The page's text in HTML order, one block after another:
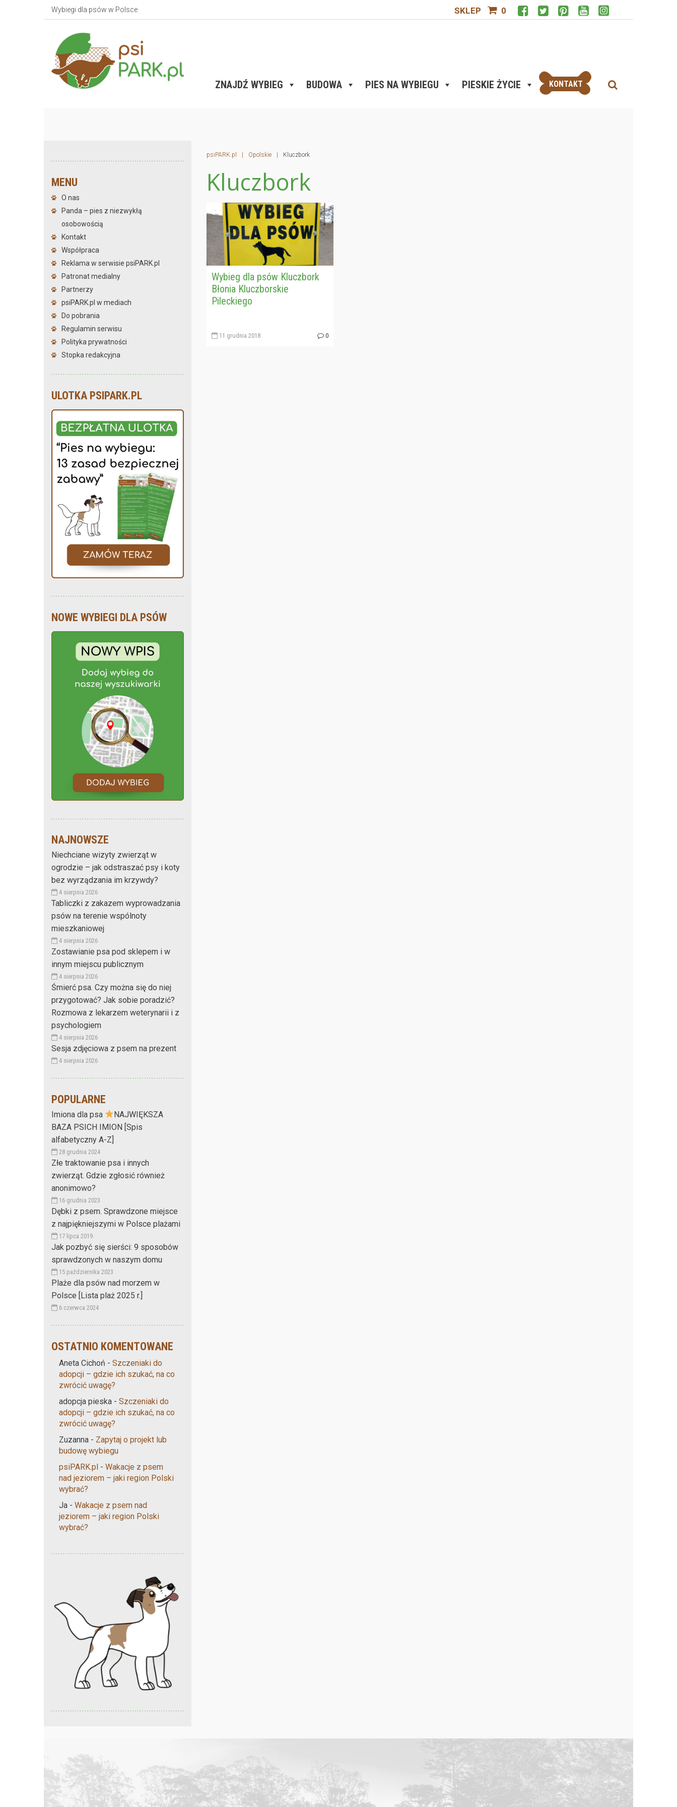
Wybiegi dla psów w Polsce SKLEP 0
ZNAJDŹ WYBIEG BUDOWA PIES NA WYBIEGU PIESKIE ŻYCIE KONTAKT
MENU
O nas
Panda – pies z niezwykłą
osobowością
Kontakt
Współpraca
Reklama w serwisie psiPARK.pl
Patronat medialny
Partnerzy
psiPARK.pl w mediach
Do pobrania
Regulamin serwisu
Polityka prywatności
Stopka redakcyjna
ULOTKA PSIPARK.PL
NOWE WYBIEGI DLA PSÓW
NAJNOWSZE
Niechciane wizyty zwierząt w
ogrodzie – jak odstraszać psy i koty
bez wyrządzania im krzywdy?
4 sierpnia 2026
Tabliczki z zakazem wyprowadzania
psów na terenie wspólnoty
mieszkaniowej
4 sierpnia 2026
Zostawianie psa pod sklepem i w
innym miejscu publicznym
4 sierpnia 2026
Śmierć psa. Czy można się do niej
przygotować? Jak sobie poradzić?
Rozmowa z lekarzem weterynarii i z
psychologiem
4 sierpnia 2026
Sesja zdjęciowa z psem na prezent
4 sierpnia 2026
POPULARNE
Imiona dla psa
NAJWIĘKSZA
BAZA PSICH IMION [Spis
alfabetyczny A-Z]
28 grudnia 2024
Złe traktowanie psa i innych
zwierząt. Gdzie zgłosić również
anonimowo?
16 grudnia 2023
Dębki z psem. Sprawdzone miejsce
z najpiękniejszymi w Polsce plażami
17 lipca 2019
Jak pozbyć się sierści: 9 sposobów
sprawdzonych w naszym domu
15 października 2023
Plaże dla psów nad morzem w
Polsce [Lista plaż 2025 r.]
6 czerwca 2024
OSTATNIO KOMENTOWANE
Aneta Cichoń - Szczeniaki do
adopcji – gdzie ich szukać, na co
zwrócić uwagę?
adopcja pieska - Szczeniaki do
adopcji – gdzie ich szukać, na co
zwrócić uwagę?
Zuzanna - Zapytaj o projekt lub
budowę wybiegu
psiPARK.pl - Wakacje z psem
nad jeziorem – jaki region Polski
wybrać?
Ja - Wakacje z psem nad
jeziorem – jaki region Polski
wybrać?
psiPARK.pl Opolskie Kluczbork
Kluczbork
Wybieg dla psów Kluczbork
Błonia Kluczborskie
Pileckiego
11 grudnia 2018 0